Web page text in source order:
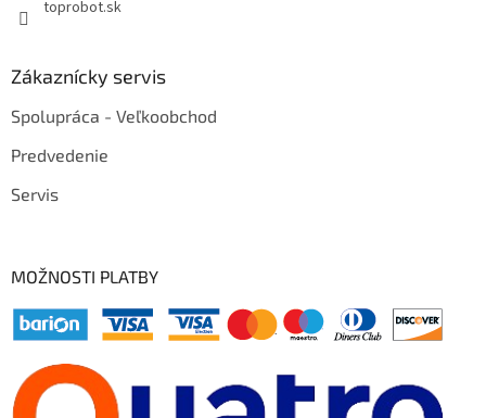
toprobot.sk
Zákaznícky servis
Spolupráca - Veľkoobchod
Predvedenie
Servis
MOŽNOSTI PLATBY